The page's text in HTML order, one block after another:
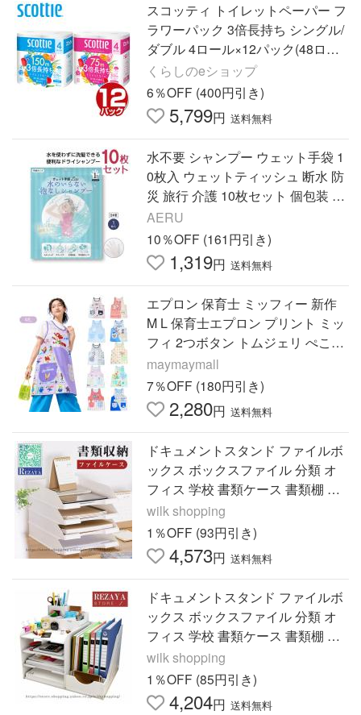
スコッティ トイレットペーパー フ
ラワーパック 3倍長持ち シングル/
ダブル 4ロール×12パック(48ロー
ル) くつろぎの花の香り ケース販
売 日本製紙クレシア
くらしのeショップ
6％OFF (400円引き)
5,799円 送料無料
水不要 シャンプー ウェット手袋 1
0枚入 ウェットティッシュ 断水 防
災 旅行 介護 10枚セット 個包装 非
常時用 フリーサイズ
AERU
10％OFF (161円引き)
1,319円 送料無料
エプロン 保育士 ミッフィー 新作
M L 保育士エプロン プリント ミッ
フィ 2つボタン トムジェリ ぺこち
ゃん サンリオ スヌーピー スージ
ーズー
maymaymall
7％OFF (180円引き)
2,280円 送料無料
ドキュメントスタンド ファイルボ
ックス ボックスファイル 分類 オ
フィス 学校 書類ケース 書類棚 卓
上ケース 机収納ケース 小物入れ
卓上 文具収納
wilk shopping
1％OFF (93円引き)
4,573円 送料無料
ドキュメントスタンド ファイルボ
ックス ボックスファイル 分類 オ
フィス 学校 書類ケース 書類棚 卓
上ケース 机収納ケース 小物入れ
卓上 文具収納
wilk shopping
1％OFF (85円引き)
4,204円 送料無料